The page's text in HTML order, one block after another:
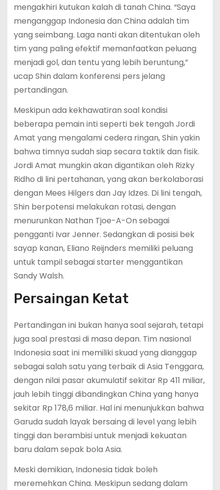
mengakhiri kutukan kalah di tanah China. “Saya
menganggap Indonesia dan China adalah tim
yang seimbang. Laga nanti akan ditentukan oleh
tim yang paling efektif memanfaatkan peluang
menjadi gol, dan tentu yang lebih beruntung,”
ucap Shin dalam konferensi pers jelang
pertandingan.
Meskipun ada kekhawatiran soal kondisi
beberapa pemain inti seperti bek tengah Jordi
Amat yang mengalami cedera ringan, Shin yakin
bahwa timnya sudah siap secara taktik dan fisik.
Jordi Amat mungkin akan digantikan oleh Rizky
Ridho di lini pertahanan, yang akan berkolaborasi
dengan Mees Hilgers dan Jay Idzes. Di lini tengah,
Shin berpotensi melakukan rotasi, dengan
menurunkan Nathan Tjoe-A-On sebagai
pengganti Ivar Jenner. Sedangkan di posisi bek
sayap kanan, Eliano Reijnders memiliki peluang
untuk tampil sebagai starter menggantikan
Sandy Walsh.
Persaingan Ketat
Pertandingan ini bukan hanya soal sejarah, tetapi
juga soal prestasi di masa depan. Tim nasional
Indonesia saat ini memiliki skuad yang dianggap
sebagai salah satu yang terbaik di Asia Tenggara,
dengan nilai pasar akumulatif sekitar Rp 411 miliar,
jauh lebih tinggi dibandingkan China yang hanya
sekitar Rp 178,6 miliar. Hal ini menunjukkan bahwa
Garuda sudah layak bersaing di level yang lebih
tinggi dan berambisi untuk menjadi kekuatan
baru dalam sepak bola Asia.
Meski demikian, Indonesia tidak boleh
meremehkan China. Meskipun sedang dalam